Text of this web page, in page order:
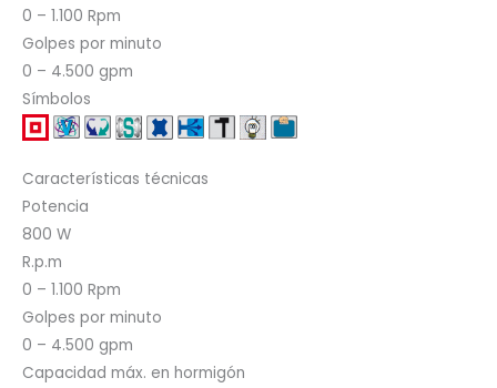
0 – 1.100 Rpm
Golpes por minuto
0 – 4.500 gpm
Símbolos
Características técnicas
Potencia
800 W
R.p.m
0 – 1.100 Rpm
Golpes por minuto
0 – 4.500 gpm
Capacidad máx. en hormigón